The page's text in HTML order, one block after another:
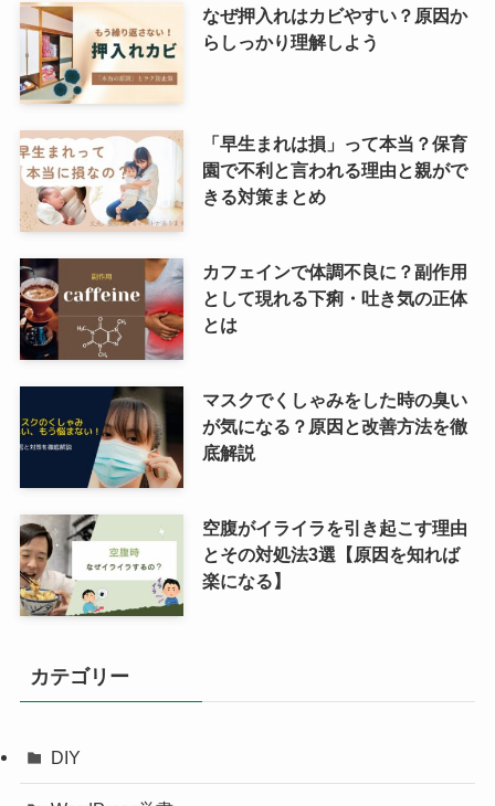
なぜ押入れはカビやすい？原因か
らしっかり理解しよう
「早生まれは損」って本当？保育
園で不利と言われる理由と親がで
きる対策まとめ
カフェインで体調不良に？副作用
として現れる下痢・吐き気の正体
とは
マスクでくしゃみをした時の臭い
が気になる？原因と改善方法を徹
底解説
空腹がイライラを引き起こす理由
とその対処法3選【原因を知れば
楽になる】
カテゴリー
DIY